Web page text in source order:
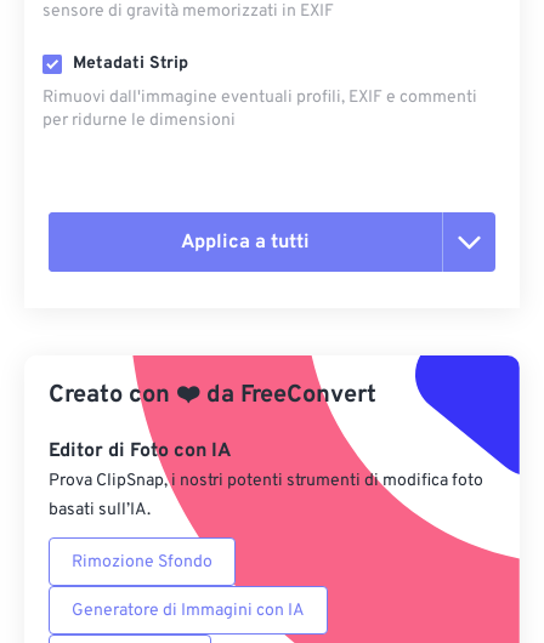
sensore di gravità memorizzati in EXIF
Metadati Strip
Rimuovi dall'immagine eventuali profili, EXIF ​​e commenti
per ridurne le dimensioni
Applica a tutti
Applica da preimpostazione
Salva come predefinito
Creato con ❤️ da FreeConvert
Editor di Foto con IA
Prova ClipSnap, i nostri potenti strumenti di modifica foto
basati sull’IA.
Rimozione Sfondo
Generatore di Immagini con IA